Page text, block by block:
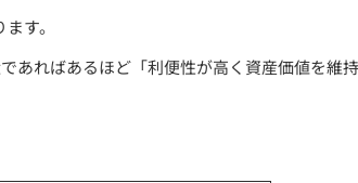
す。
あればあるほど「利便性が高く資産価値を維